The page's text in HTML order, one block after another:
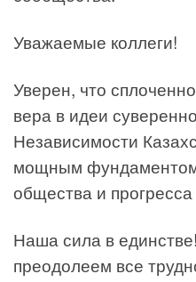
Уважаемые коллеги!
Уверен, что
вера в идеи
Независимости
мощным
общества и
Наша сила в
преодолеем все